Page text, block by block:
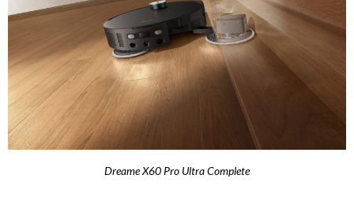
Dreame X60 Pro Ultra Complete